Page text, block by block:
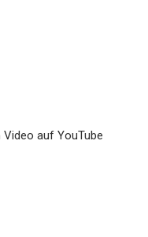
auf YouTube